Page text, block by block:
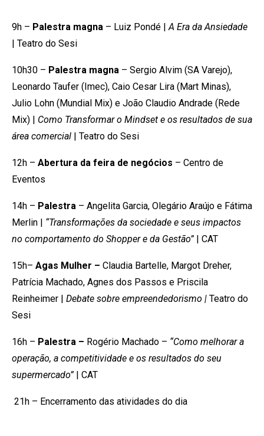
9h – Palestra magna – Luiz Pondé | A Era da Ansiedade
| Teatro do Sesi
10h30 – Palestra magna – Sergio Alvim (SA Varejo),
Leonardo Taufer (Imec), Caio Cesar Lira (Mart Minas),
Julio Lohn (Mundial Mix) e João Claudio Andrade (Rede
Mix) | Como Transformar o Mindset e os resultados de sua
área comercial | Teatro do Sesi
12h – Abertura da feira de negócios – Centro de
Eventos
14h – Palestra – Angelita Garcia, Olegário Araújo e Fátima
Merlin | “Transformações da sociedade e seus impactos
no comportamento do Shopper e da Gestão” | CAT
15h– Agas Mulher – Claudia Bartelle, Margot Dreher,
Patrícia Machado, Agnes dos Passos e Priscila
Reinheimer | Debate sobre empreendedorismo | Teatro do
Sesi
16h – Palestra – Rogério Machado – “Como melhorar a
operação, a competitividade e os resultados do seu
supermercado” | CAT
21h – Encerramento das atividades do dia